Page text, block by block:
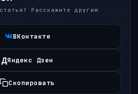
Расскажите другим
ВКонтакте
ДЯндекс Дзен
Скопировать